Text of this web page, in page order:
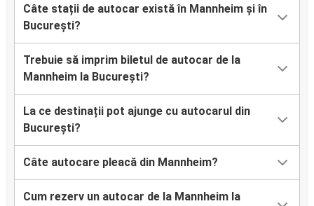
Câte stații de autocar există în Mannheim și în
București?
Trebuie să imprim biletul de autocar de la
Mannheim la București?
La ce destinații pot ajunge cu autocarul din
București?
Câte autocare pleacă din Mannheim?
Cum rezerv un autocar de la Mannheim la